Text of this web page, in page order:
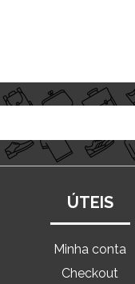
ÚTEIS
Minha conta
Checkout